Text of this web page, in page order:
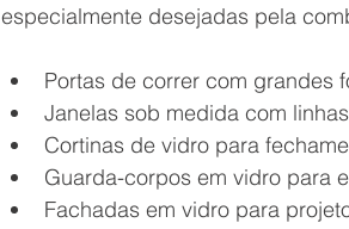
especialmente desejadas pela
Portas de correr com grandes
Janelas sob medida com
Cortinas de vidro para
Guarda-corpos em vidro para
Fachadas em vidro para